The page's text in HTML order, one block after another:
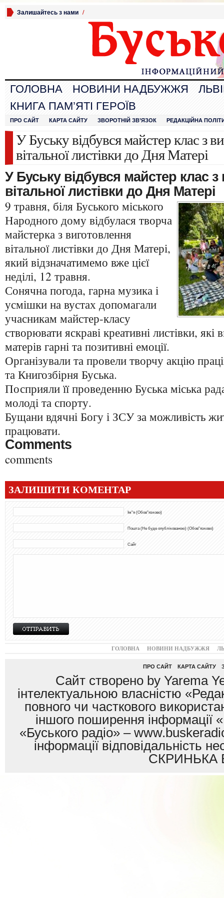
Залишайтесь з нами /
ГОЛОВНА НОВИНИ НАДБУЖЖЯ
КНИГА ПАМ’ЯТІ ГЕРОЇВ
ПРО САЙТ КАРТА САЙТУ ЗВОРОТНІЙ ЗВ’ЯЗОК РЕДАКЦІЙНА
У Буську відбувся майстер клас з
вітальної листівки до Дня Матері
У Буську відбувся майстер клас з
вітальної листівки до Дня Матері
9 травня, біля Буського міського
Народного дому відбулася творча
майстерка з виготовлення
вітальної листівки до Дня Матері,
який відзначатимемо вже цієї
неділі, 12 травня.
Сонячна погода, гарна музика і
усмішки на вустах допомагали
учасникам майстер-класу
створювати яскраві креативні листівки, які
матерів гарні та позитивні емоції.
Організували та провели творчу акцію
та Книгозбірня Буська.
Посприяли її проведенню Буська міська
молоді та спорту.
Бущани вдячні Богу і ЗСУ за можливість
працювати.
Comments
comments
ЗАЛИШИТИ КОМЕНТАР
Ім"я (Обов"язково)
Пошта (Не буде опублікованою) (Обов"язково)
Сайт
ГОЛОВНА НОВИНИ НАДБУЖЖЯ
ПРО САЙТ КАРТА САЙТУ
Сайт створено by Yarema
інтелектуальною власністю
повного чи часткового
іншого поширення інформації
«Буського радіо» –
інформації
СКРИНЬКА